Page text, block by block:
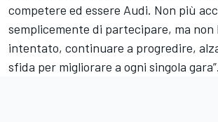
competere ed essere Audi. Non più
semplicemente di partecipare, ma non
intentato, continuare a progredire,
sfida per migliorare a ogni singola gara”.